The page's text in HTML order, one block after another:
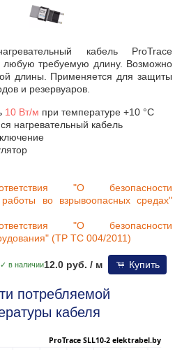
кабель ProTrace
любую требуемую длину. Возможно
длины. Применяется для защиты
и резервуаров.
10 Вт/м при температуре +10 °C
нагревательный кабель
"О безопасности
во взрывоопасных средах"
"О безопасности
(ТР ТС 004/2011)
✓ в наличии12.0 руб. / м Купить
потребляемой
кабеля